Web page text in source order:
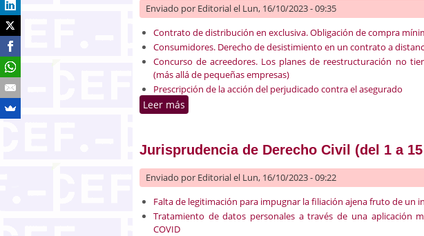
Enviado por Editorialel Lun, 16/10/2023 - 09:35
Contrato de distribución en exclusiva. Obligación de compra
Consumidores. Derecho de desistimiento en un contrato a
Concurso de acreedores. Los planes de reestructuración no
(más allá de pequeñas empresas)
Prescripción de la acción del perjudicado contra el asegurado
Leer más
Jurisprudencia de Derecho Civil (del 1 a
Enviado por Editorialel Lun, 16/10/2023 - 09:22
Falta de legitimación para impugnar la filiación ajena fruto de un
Tratamiento de datos personales a través de una aplicación
COVID